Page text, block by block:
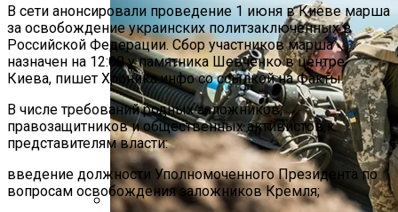
В сети анонсировали проведение 1 июня в Киеве марша
за освобождение украинских политзаключенных в
Российской Федерации. Сбор участников марша
назначен на 12:00 у памятника Шевченко в центре
Киева, пишет Хроника.инфо со ссылкой на Факты.
В числе требований родных заложников,
правозащитников и общественных активистов к
представителям власти:
введение должности Уполномоченного Президента по
вопросам освобождения заложников Кремля;